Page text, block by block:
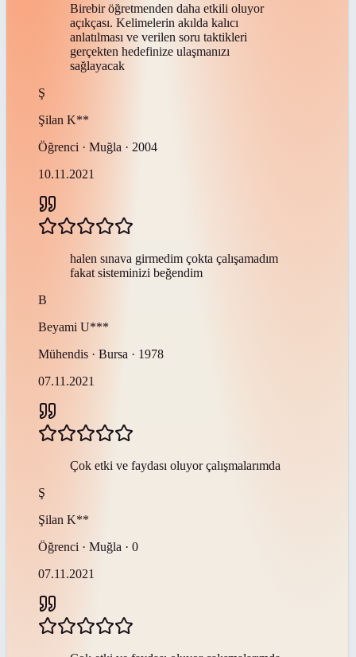
Birebir öğretmenden daha etkili oluyor
açıkçası. Kelimelerin akılda kalıcı
anlatılması ve verilen soru taktikleri
gerçekten hedefinize ulaşmanızı
sağlayacak
Ş
Şilan K**
Öğrenci · Muğla · 2004
10.11.2021
halen sınava girmedim çokta çalışamadım
fakat sisteminizi beğendim
B
Beyami U***
Mühendis · Bursa · 1978
07.11.2021
Çok etki ve faydası oluyor çalışmalarımda
Ş
Şilan K**
Öğrenci · Muğla · 0
07.11.2021